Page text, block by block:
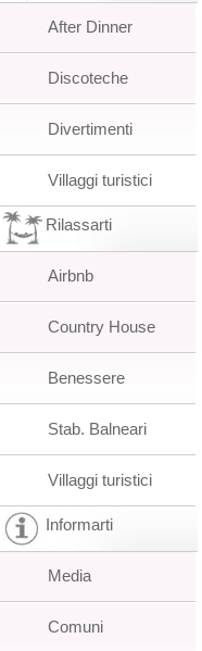
After Dinner
Discoteche
Divertimenti
Villaggi turistici
Rilassarti
Airbnb
Country House
Benessere
Stab. Balneari
Villaggi turistici
Informarti
Media
Comuni